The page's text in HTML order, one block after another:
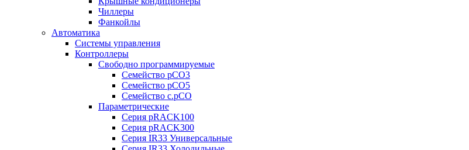
Чиллеры
Фанкойлы
Автоматика
Системы управления
Контроллеры
Свободно программируемые
Семейство pCO3
Семейство pCO5
Семейство c.pCO
Параметрические
Серия pRACK100
Серия pRACK300
Серия IR33 Универсальные